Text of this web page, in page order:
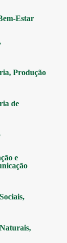
Estar
Produção
de
e